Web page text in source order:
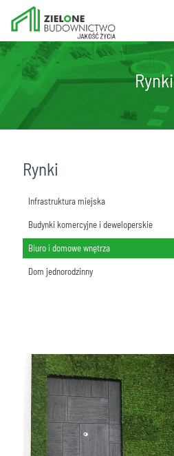
Rynki
Rynki
Infrastruktura miejska
Budynki komercyjne i deweloperskie
Biuro i domowe wnętrza
Dom jednorodzinny